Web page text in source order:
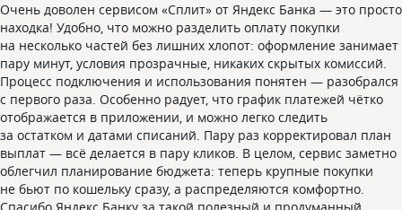
Очень доволен сервисом «Сплит» от Яндекс Банка — это просто
находка! Удобно, что можно разделить оплату покупки
на несколько частей без лишних хлопот: оформление занимает
пару минут, условия прозрачные, никаких скрытых комиссий.
Процесс подключения и использования понятен — разобрался
с первого раза. Особенно радует, что график платежей чётко
отображается в приложении, и можно легко следить
за остатком и датами списаний. Пару раз корректировал план
выплат — всё делается в пару кликов. В целом, сервис заметно
облегчил планирование бюджета: теперь крупные покупки
не бьют по кошельку сразу, а распределяются комфортно.